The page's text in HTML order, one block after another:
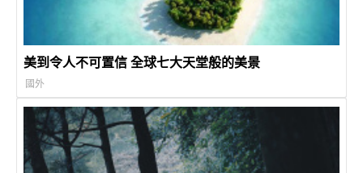
美到令人不可置信 全球七大天堂般的美景
國外